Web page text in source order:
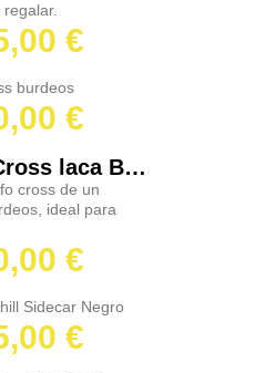
€
€
Bolígrafo Cross laca Burdeos
cross de un
ideal para
€
€